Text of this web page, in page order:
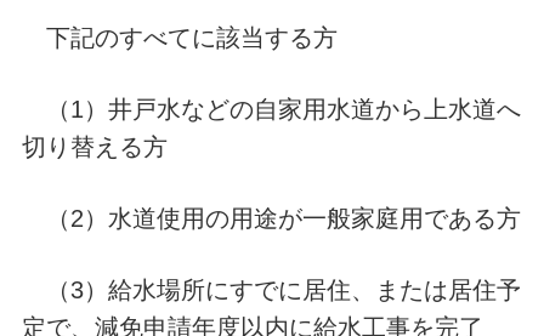
下記のすべてに該当する方
（1）井戸水などの自家用水道から上水道へ
切り替える方
（2）水道使用の用途が一般家庭用である方
（3）給水場所にすでに居住、または居住予
定で、減免申請年度以内に給水工事を完了